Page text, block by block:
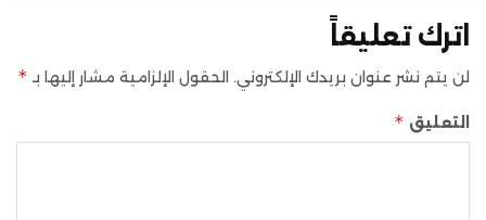
اترك تعليقاً
لن يتم نشر عنوان بريدك الإلكتروني. الحقول الإلزامية مشار إليها بـ *
التعليق *